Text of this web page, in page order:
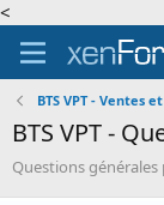
<
BTS VPT - Ventes
BTS VPT -
Questions générales